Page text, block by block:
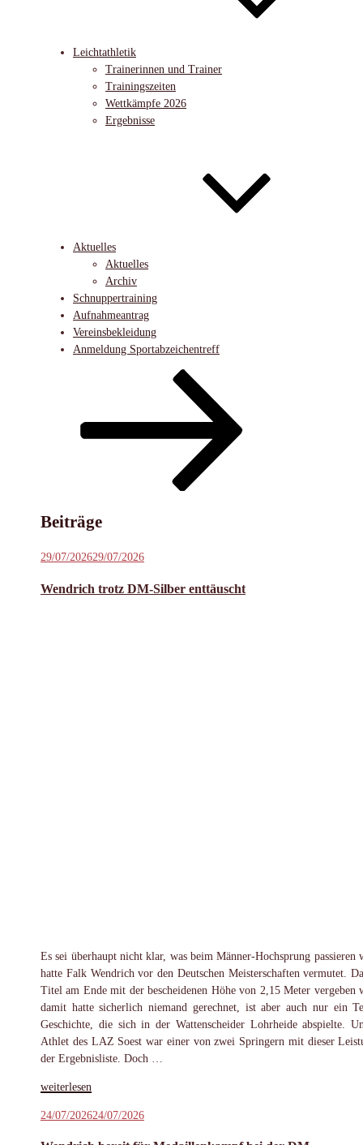
Leichtathletik
Trainerinnen und Trainer
Trainingszeiten
Wettkämpfe 2026
Ergebnisse
Aktuelles
Aktuelles
Archiv
Schnuppertraining
Aufnahmeantrag
Vereinsbekleidung
Anmeldung Sportabzeichentreff
Beiträge
Veröffentlicht
29/07/202629/07/2026
Wendrich trotz DM-Silber enttäuscht
Es sei überhaupt nicht klar, was beim Männer-Hochsprung passieren
hatte Falk Wendrich vor den Deutschen Meisterschaften vermutet.
Titel am Ende mit der bescheidenen Höhe von 2,15 Meter vergeben
damit hatte sicherlich niemand gerechnet, ist aber auch nur ein
Geschichte, die sich in der Wattenscheider Lohrheide abspielte.
Athlet des LAZ Soest war einer von zwei Springern mit dieser
der Ergebnisliste. Doch …
„Wendrich
DM-
weiterlesen
Veröffentlicht
24/07/202624/07/2026